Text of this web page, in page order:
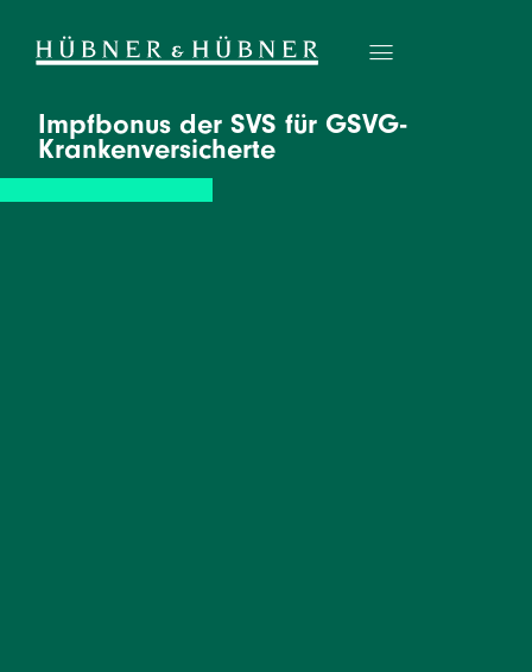
Impfbonus der SVS für GSVG-
Krankenversicherte